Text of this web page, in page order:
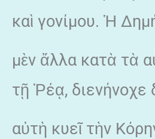
καὶ γονίμου. Ἡ
μὲν ἄλλα κατὰ τὰ
τῇ Ῥέᾳ, διενήνοχε
αὐτὴ κυεῖ τὴν